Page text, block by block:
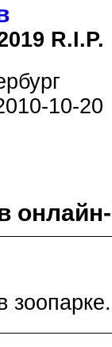
R.I.P.
10-20
зоопарке.